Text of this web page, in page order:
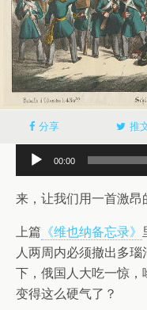
分享 推
频
播
器
00:00
来，让我们用一首激昂
上篇 《维也纳备忘录》
人两周内必须撤出多
下，俄国人大吃一惊
变得这么硬气了？